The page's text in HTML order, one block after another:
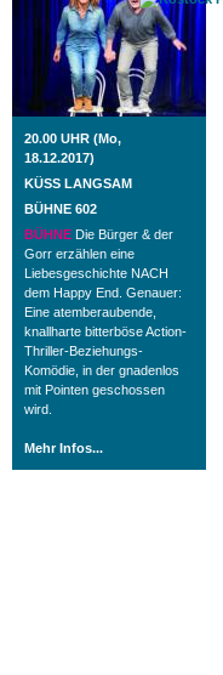
20.00 UHR (Mo,
18.12.2017)
KÜSS LANGSAM
BÜHNE 602
BÜHNE Die Bürger & der
Gorr erzählen eine
Liebesgeschichte NACH
dem Happy End. Genauer:
Eine atemberaubende,
knallharte bitterböse Action-
Thriller-Beziehungs-
Komödie, in der gnadenlos
mit Pointen geschossen
wird.
Mehr Infos...